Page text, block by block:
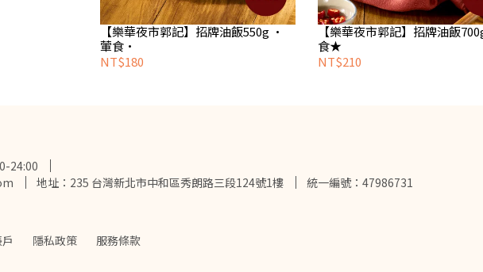
【樂華夜市郭記】招牌油飯550g •
葷食•
NT$180
【樂華夜市郭記】招牌油飯
食★
NT$210
24:00
地址：235 台灣新北市中和區秀朗路三段124號1樓 統一編號：47986731
隱私政策 服務條款